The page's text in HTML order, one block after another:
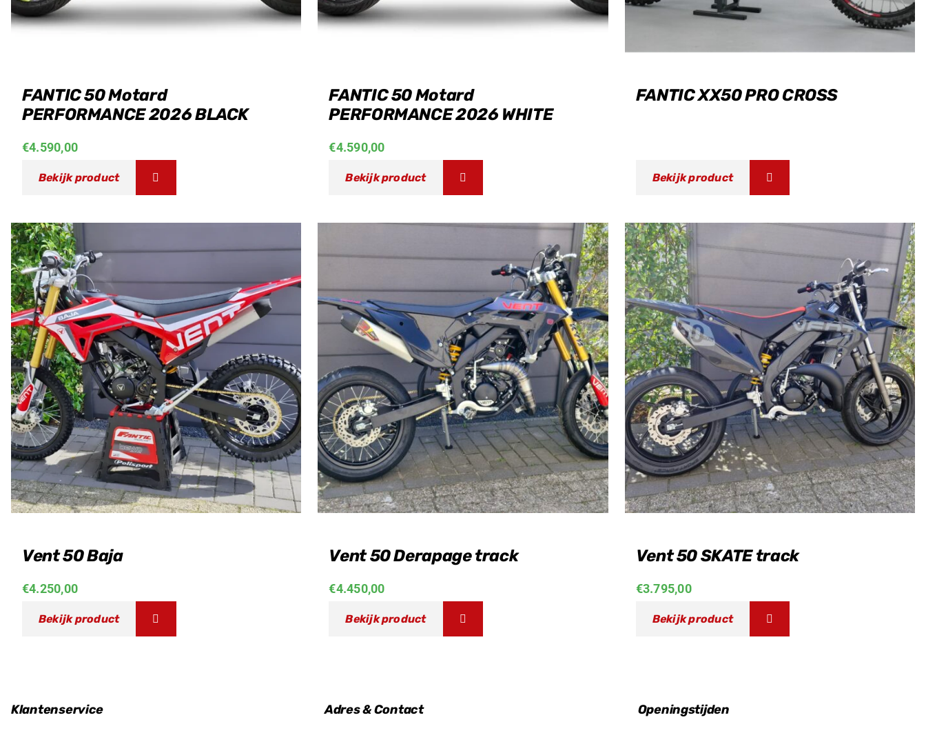
FANTIC 50 Motard
PERFORMANCE 2026 BLACK
€4.590,00
Bekijk product
FANTIC 50 Motard
PERFORMANCE 2026 WHITE
€4.590,00
Bekijk product
FANTIC XX50 PRO CROSS
Bekijk product
Vent 50 Baja
€4.250,00
Bekijk product
Vent 50 Derapage track
€4.450,00
Bekijk product
Vent 50 SKATE track
€3.795,00
Bekijk product
Klantenservice Adres & Contact Openingstijden